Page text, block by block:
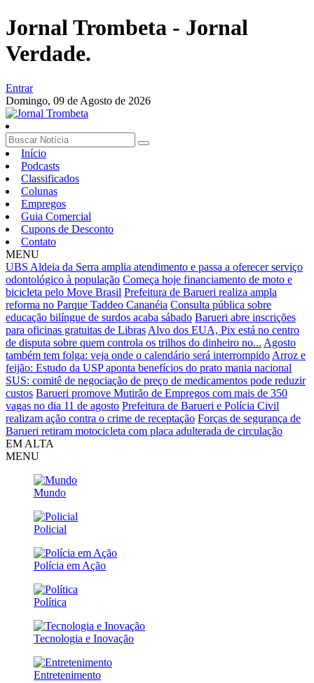
Jornal Trombeta - Jornal
Verdade.
Entrar
Domingo, 09 de Agosto de 2026
Início
Podcasts
Classificados
Colunas
Empregos
Guia Comercial
Cupons de Desconto
Contato
MENU
UBS Aldeia da Serra amplia atendimento e passa a oferecer serviço
odontológico à população Começa hoje financiamento de moto e
bicicleta pelo Move Brasil Prefeitura de Barueri realiza ampla
reforma no Parque Taddeo Cananéia Consulta pública sobre
educação bilíngue de surdos acaba sábado Barueri abre inscrições
para oficinas gratuitas de Libras Alvo dos EUA, Pix está no centro
de disputa sobre quem controla os trilhos do dinheiro no... Agosto
também tem folga: veja onde o calendário será interrompido Arroz e
feijão: Estudo da USP aponta benefícios do prato mania nacional
SUS: comitê de negociação de preço de medicamentos pode reduzir
custos Barueri promove Mutirão de Empregos com mais de 350
vagas no dia 11 de agosto Prefeitura de Barueri e Polícia Civil
realizam ação contra o crime de receptação Forças de segurança de
Barueri retiram motocicleta com placa adulterada de circulação
EM ALTA
MENU
Mundo
Policial
Polícia em Ação
Política
Tecnologia e Inovação
Entretenimento